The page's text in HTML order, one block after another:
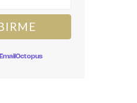
EmailOctopus